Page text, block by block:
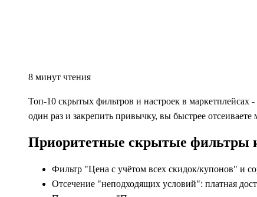
8 минут чтения
Топ-10 скрытых фильтров и настроек в маркетплейсах
один раз и закрепить привычку, вы быстрее
Приоритетные скрытые фильтры
Фильтр "Цена с учётом всех скидок/купонов" и
Отсечение "неподходящих условий": платная